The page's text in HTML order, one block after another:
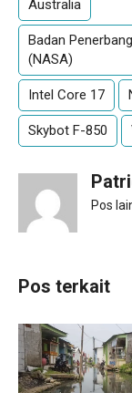
Australia
Badan
(NASA)
Intel Core 17
Skybot F-850
Pos
Pos terkait